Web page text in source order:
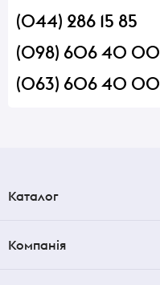
(044) 286 15 85
(098) 606 40 00
(063) 606 40 00
Каталог
Компанія